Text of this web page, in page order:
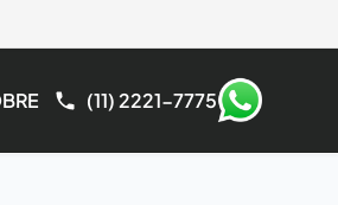
(11) 2221-7775